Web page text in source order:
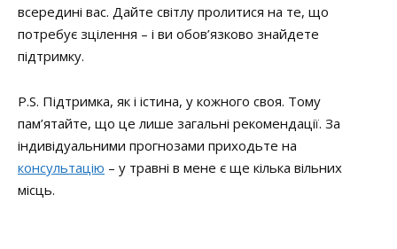
всередині вас. Дайте світлу пролитися на те, що
потребує зцілення – і ви обов’язково знайдете
підтримку.
P.S. Підтримка, як і істина, у кожного своя. Тому
пам’ятайте, що це лише загальні рекомендації. За
індивідуальними прогнозами приходьте на
консультацію – у травні в мене є ще кілька вільних
місць.